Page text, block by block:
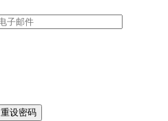
重设密码